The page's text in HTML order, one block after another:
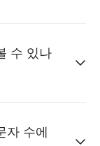
수 있나
자 수에